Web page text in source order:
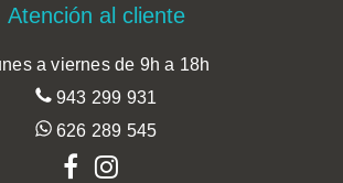
Atención al cliente
a viernes de 9h a 18h
943 299 931
626 289 545